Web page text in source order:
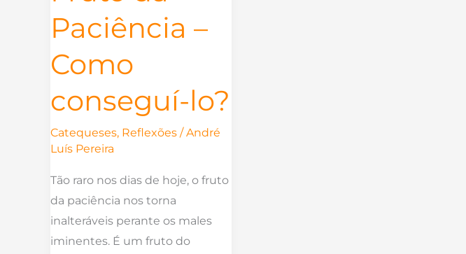
Paciência –
Como
conseguí-lo?
Catequeses, Reflexões /André
Luís Pereira
Tão raro nos dias de hoje, o fruto
da paciência nos torna
inalteráveis perante os males
iminentes. É um fruto do